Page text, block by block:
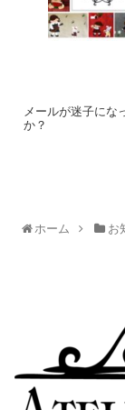
メールが迷子にな
か？
ホーム お